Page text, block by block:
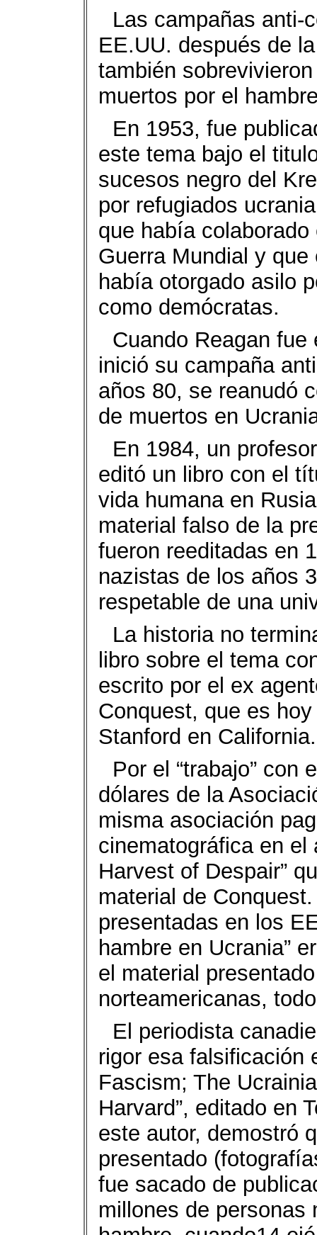
Las campañas anti-
EE.UU. después de
también
muertos por el
En 1953, fue
este tema bajo el
sucesos negro del
por refugiados
que había
Guerra Mundial y
había otorgado asilo
como demócratas.
Cuando Reagan
inició su campaña
años 80, se reanudó
de muertos en
En 1984, un
editó un libro con el
vida humana en
material falso de la
fueron reeditadas en
nazistas de los años
respetable de una
La historia no
libro sobre el tema
escrito por el ex
Conquest, que es
Stanford en California.
Por el “trabajo” con
dólares de la
misma asociación
cinematográfica en el
Harvest of Despair”
material de
presentadas en los
hambre en Ucrania”
el material
norteamericanas,
El periodista
rigor esa falsificación
Fascism; The
Harvard”, editado en
este autor, demostró
presentado
fue sacado de
millones de personas